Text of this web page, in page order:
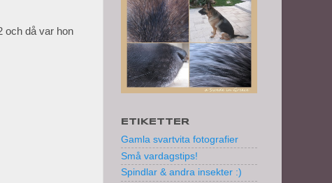
och då var hon
ETIKETTER
Gamla svartvita fotografier
Små vardagstips!
Spindlar & andra insekter :)